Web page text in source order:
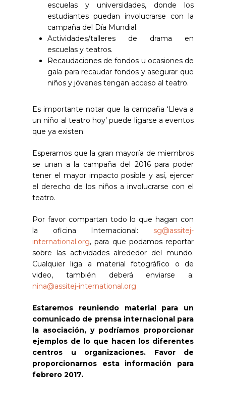
escuelas y universidades, donde los
estudiantes puedan involucrarse con la
campaña del Día Mundial.
Actividades/talleres de drama en
escuelas y teatros.
Recaudaciones de fondos u ocasiones de
gala para recaudar fondos y asegurar que
niños y jóvenes tengan acceso al teatro.
Es importante notar que la campaña ‘Lleva a
un niño al teatro hoy’ puede ligarse a eventos
que ya existen.
Esperamos que la gran mayoría de miembros
se unan a la campaña del 2016 para poder
tener el mayor impacto posible y así, ejercer
el derecho de los niños a involucrarse con el
teatro.
Por favor compartan todo lo que hagan con
la oficina Internacional: sg@assitej-
international.org, para que podamos reportar
sobre las actividades alrededor del mundo.
Cualquier liga a material fotográfico o de
video, también deberá enviarse a:
nina@assitej-international.org
Estaremos reuniendo material para un
comunicado de prensa internacional para
la asociación, y podríamos proporcionar
ejemplos de lo que hacen los diferentes
centros u organizaciones. Favor de
proporcionarnos esta información para
febrero 2017.